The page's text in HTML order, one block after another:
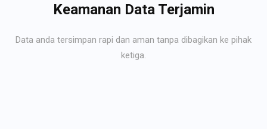
Keamanan Data Terjamin
Data anda tersimpan rapi dan aman tanpa dibagikan ke pihak
ketiga.